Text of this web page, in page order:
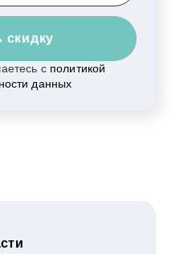
скидку
с политикой
данных